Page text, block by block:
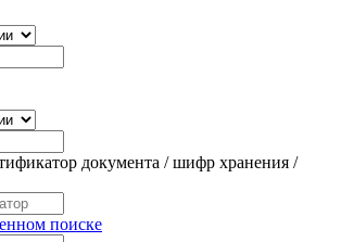
документа / шифр хранения /
поиске